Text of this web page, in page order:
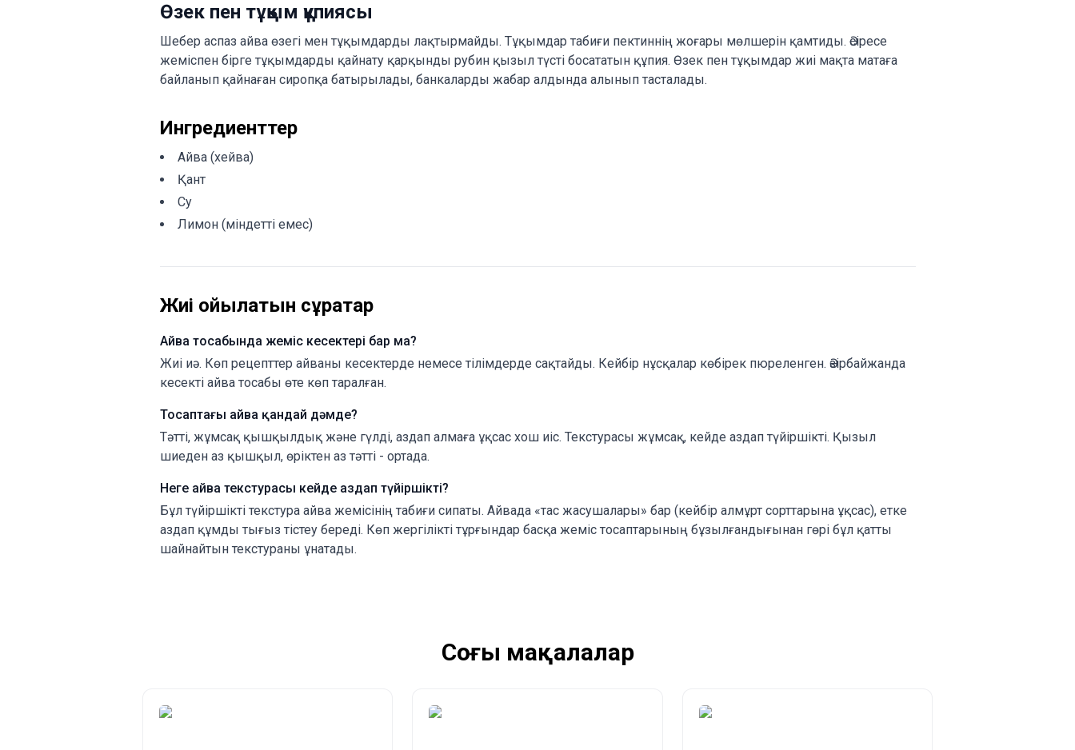
Өзек пен тұқым құпиясы
Шебер аспаз айва өзегі мен тұқымдарды лақтырмайды. Тұқымдар табиғи пектиннің жоғары мөлшерін қамтиды. Әсіресе
жеміспен бірге тұқымдарды қайнату қарқынды рубин қызыл түсті босататын құпия. Өзек пен тұқымдар жиі мақта матаға
байланып қайнаған сиропқа батырылады, банкаларды жабар алдында алынып тасталады.
Ингредиенттер
Айва (хейва)
Қант
Су
Лимон (міндетті емес)
Жиі қойылатын сұрақтар
Айва тосабында жеміс кесектері бар ма?
Жиі иә. Көп рецепттер айваны кесектерде немесе тілімдерде сақтайды. Кейбір нұсқалар көбірек пюреленген. Әзірбайжанда
кесекті айва тосабы өте көп таралған.
Тосаптағы айва қандай дәмде?
Тәтті, жұмсақ қышқылдық және гүлді, аздап алмаға ұқсас хош иіс. Текстурасы жұмсақ, кейде аздап түйіршікті. Қызыл
шиеден аз қышқыл, өріктен аз тәтті - ортада.
Неге айва текстурасы кейде аздап түйіршікті?
Бұл түйіршікті текстура айва жемісінің табиғи сипаты. Айвада «тас жасушалары» бар (кейбір алмұрт сорттарына ұқсас), етке
аздап құмды тығыз тістеу береді. Көп жергілікті тұрғындар басқа жеміс тосаптарының бұзылғандығынан гөрі бұл қатты
шайнайтын текстураны ұнатады.
Соңғы мақалалар